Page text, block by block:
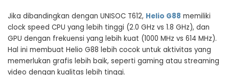
Jika dibandingkan dengan UNISOC T612, Helio G88 memiliki
clock speed CPU yang lebih tinggi (2.0 GHz vs 1.8 GHz), dan
GPU dengan frekuensi yang lebih kuat (1000 MHz vs 614 MHz).
Hal ini membuat Helio G88 lebih cocok untuk aktivitas yang
memerlukan grafis lebih baik, seperti gaming atau streaming
video dengan kualitas lebih tinggi.